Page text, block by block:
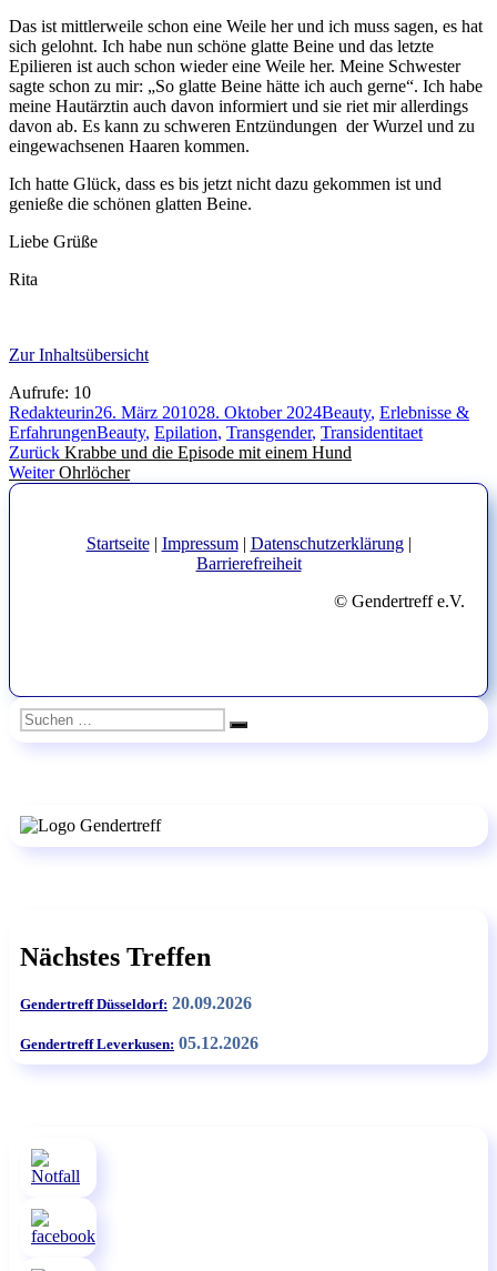
Das ist mittlerweile schon eine Weile her und ich muss sagen, es hat
sich gelohnt. Ich habe nun schöne glatte Beine und das letzte
Epilieren ist auch schon wieder eine Weile her. Meine Schwester
sagte schon zu mir: „So glatte Beine hätte ich auch gerne“. Ich habe
meine Hautärztin auch davon informiert und sie riet mir allerdings
davon ab. Es kann zu schweren Entzündungen der Wurzel und zu
eingewachsenen Haaren kommen.
Ich hatte Glück, dass es bis jetzt nicht dazu gekommen ist und
genieße die schönen glatten Beine.
Liebe Grüße
Rita
Zur Inhaltsübersicht
Aufrufe: 10
Autor
RedakteurinVeröffentlicht
am
26. März 201028. Oktober 2024Kategorien
Beauty, Erlebnisse &
ErfahrungenSchlagwörter
Beauty, Epilation, Transgender, Transidentitaet
Beitragsnavigation
Zurück Vorheriger
Beitrag:
Krabbe und die Episode mit einem Hund
Weiter Nächster
Ohrlöcher
Startseite| Impressum| Datenschutzerklärung|
Barrierefreiheit
© Gendertreff e.V.
Suchen
nach:
Suchen
Nächstes Treffen
Gendertreff Düsseldorf: 20.09.2026
Gendertreff Leverkusen: 05.12.2026